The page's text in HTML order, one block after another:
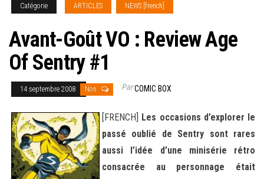
Catégorie ARTICLES NEWS [french]
Avant-Goût VO : Review Age
Of Sentry #1
14 septembre 2008 Non ParCOMIC BOX
[FRENCH] Les occasions d’explorer le
passé oublié de Sentry sont rares
aussi l’idée d’une minisérie rétro
consacrée au personnage était